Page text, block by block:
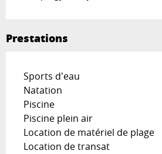
Prestations
Sports d'eau
Natation
Piscine
Piscine plein air
Location de matériel de plage
Location de transat